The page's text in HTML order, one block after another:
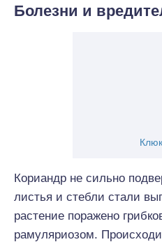
Болезни и
Кориандр не сильно
листья и стебли стали
растение поражено
рамуляриозом.